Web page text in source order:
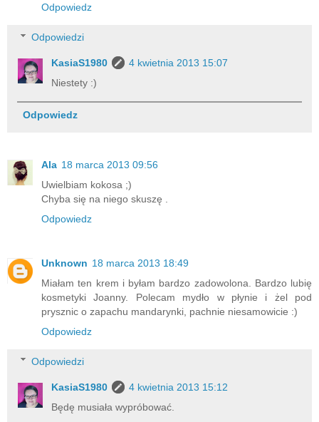
Odpowiedz
Odpowiedzi
KasiaS1980
4 kwietnia 2013 15:07
Niestety :)
Odpowiedz
Ala 18 marca 2013 09:56
Uwielbiam kokosa ;)
Chyba się na niego skuszę .
Odpowiedz
Unknown 18 marca 2013 18:49
Miałam ten krem i byłam bardzo zadowolona. Bardzo lubię
kosmetyki Joanny. Polecam mydło w płynie i żel pod
prysznic o zapachu mandarynki, pachnie niesamowicie :)
Odpowiedz
Odpowiedzi
KasiaS1980
4 kwietnia 2013 15:12
Będę musiała wypróbować.